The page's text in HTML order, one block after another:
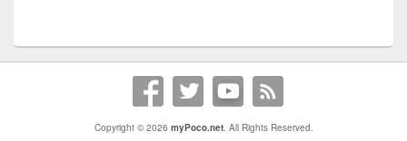
Copyright © 2026 myPoco.net. All Rights Reserved.